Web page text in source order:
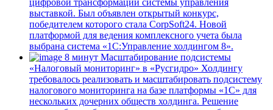
цифровой трансформации системы управления
выставкой. Был объявлен открытый конкурс,
победителем которого стала CorpSoft24. Новой
платформой для ведения комплексного учета была
выбрана система «1С:Управление холдингом 8».
8 минут Масштабирование подсистемы
«Налоговый мониторинг» в «Русгидро» Холдингу
требовалось реализовать и масштабировать подсистему
налогового мониторинга на базе платформы «1С» для
нескольких дочерних обществ холдинга. Решение